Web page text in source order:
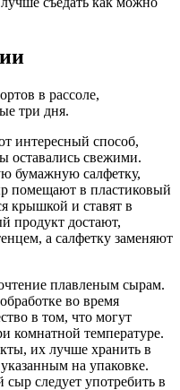
в рассоле,
три дня.
интересный способ,
оставались свежими.
бумажную салфетку,
помещают в пластиковый
крышкой и ставят в
продукт достают,
а салфетку заменяют
плавленым сырам.
во время
в том, что могут
комнатной температуре.
их лучше хранить в
на упаковке.
следует употребить в